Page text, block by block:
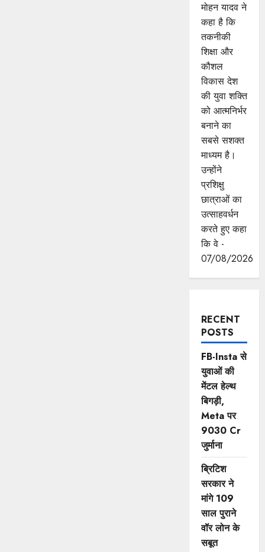
मोहन यादव ने
कहा है कि
तकनीकी
शिक्षा और
कौशल
विकास देश
की युवा शक्ति
को आत्मनिर्भर
बनाने का
सबसे सशक्त
माध्यम है।
उन्होंने
प्रशिक्षु
छात्राओं का
उत्साहवर्धन
करते हुए कहा
कि वे -
07/08/2026
RECENT
POSTS
FB-Insta से
युवाओं की
मेंटल हेल्थ
बिगड़ी,
Meta पर
9030 Cr
जुर्माना
ब्रिटिश
सरकार ने
मांगे 109
साल पुराने
वॉर लोन के
सबूत